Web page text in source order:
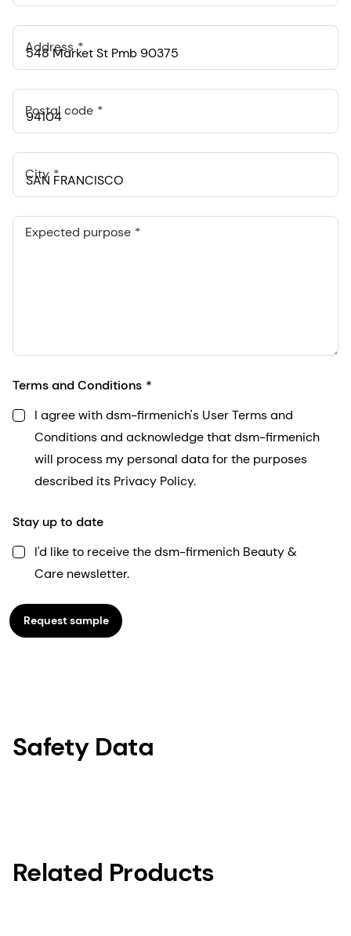
Address
Postal code
City
Expected purpose
Terms and Conditions
I agree with dsm-firmenich's User Terms and
Conditions and acknowledge that dsm-firmenich
will process my personal data for the purposes
described its Privacy Policy.
Stay up to date
I'd like to receive the dsm-firmenich Beauty &
Care newsletter.
Request sample
Safety Data
Related Products